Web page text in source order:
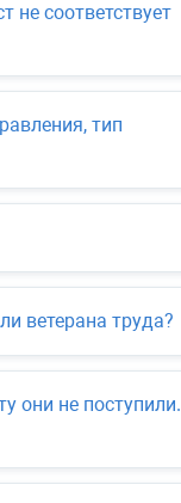
не соответствует
тип
ветерана труда?
они не поступили.